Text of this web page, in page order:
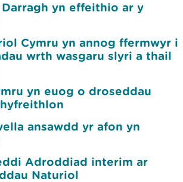
yn effeithio ar y
Cymru yn annog ffermwyr i
wrth wasgaru slyri a thail
yn euog o droseddau
ansawdd yr afon yn
Adroddiad interim ar
Naturiol